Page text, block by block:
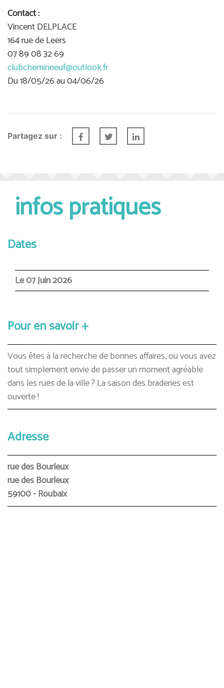
Contact :
Vincent DELPLACE
164 rue de Leers
07 89 08 32 69
clubcheminneuf@outlook.fr
Du 18/05/26 au 04/06/26
Partagez sur :
infos pratiques
Dates
Le 07 Juin 2026
Pour en savoir +
Vous êtes à la recherche de bonnes affaires, ou vous avez
tout simplement envie de passer un moment agréable
dans les rues de la ville ? La saison des braderies est
ouverte !
Adresse
rue des Bourleux
rue des Bourleux
59100 - Roubaix